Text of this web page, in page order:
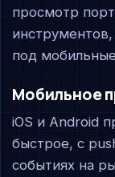
просмотр
под
Мобильное
iOS и Android
быстрое, с
событиях на